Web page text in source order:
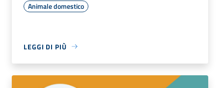
Animale domestico
LEGGI DI PIÙ